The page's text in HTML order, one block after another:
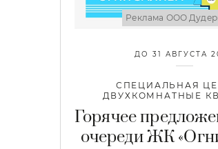
Реклама ООО
ДО 31 АВГУСТА
СПЕЦИАЛЬНАЯ
ДВУХКОМНАТНЫЕ
Горячее
очереди ЖК